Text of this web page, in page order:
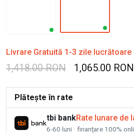
Livrare Gratuită 1-3 zile lucrătoare
1,418.00 RON 1,065.00 RON
Plătește în rate
tbi bankRate lunare de
6-60 luni · finanțare 100%